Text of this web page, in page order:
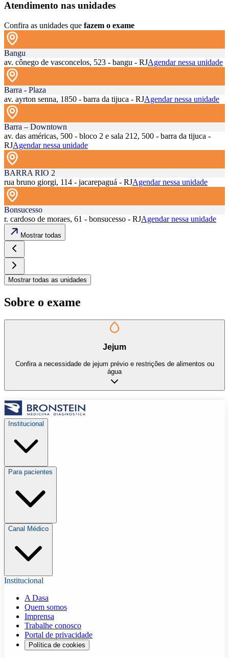
Atendimento nas unidades
Confira as unidades que fazem o exame
Bangu
av. cônego de vasconcelos, 523 - bangu - RJAgendar nessa unidade
Barra - Plaza
av. ayrton senna, 1850 - barra da tijuca - RJAgendar nessa unidade
Barra – Downtown
av. das américas, 500 - bloco 2 e sala 212, 500 - barra da tijuca -
RJAgendar nessa unidade
BARRA RIO 2
rua bruno giorgi, 114 - jacarepaguá - RJAgendar nessa unidade
Bonsucesso
r. cardoso de moraes, 61 - bonsucesso - RJAgendar nessa unidade
Mostrar todas
Mostrar todas as unidades
Sobre o exame
Jejum
Confira a necessidade de jejum prévio e restrições de alimentos ou
água
Institucional
Para pacientes
Canal Médico
Institucional
A Dasa
Quem somos
Imprensa
Trabalhe conosco
Portal de privacidade
Política de cookies